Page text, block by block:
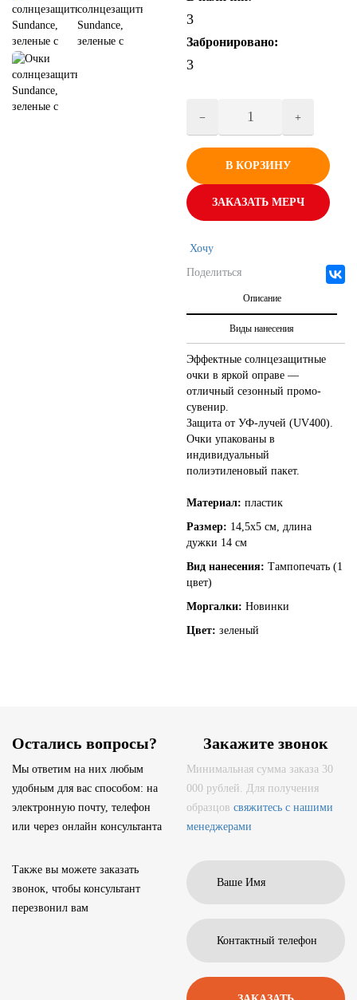
3
Забронировано:
3
В КОРЗИНУ
ЗАКАЗАТЬ МЕРЧ
Хочу
Поделиться
Описание
Виды нанесения
Эффектные солнцезащитные
очки в яркой оправе —
отличный сезонный промо-
сувенир.
Защита от УФ-лучей (UV400).
Очки упакованы в
индивидуальный
полиэтиленовый пакет.
Материал: пластик
Размер: 14,5x5 см, длина
дужки 14 см
Вид нанесения: Тампопечать (1
цвет)
Моргалки: Новинки
Цвет: зеленый
Остались вопросы?
Мы ответим на них любым
удобным для вас способом: на
электронную почту, телефон
или через онлайн консультанта
Также вы можете заказать
звонок, чтобы консультант
перезвонил вам
Закажите звонок
Минимальная сумма заказа 30
000 рублей. Для получения
образцов свяжитесь с нашими
менеджерами